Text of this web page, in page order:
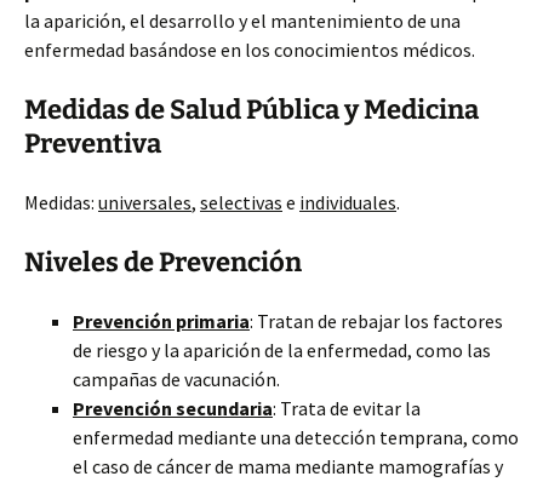
la aparición, el desarrollo y el mantenimiento de una
enfermedad basándose en los conocimientos médicos.
Medidas de Salud Pública y Medicina
Preventiva
Medidas: universales, selectivas e individuales.
Niveles de Prevención
Prevención primaria: Tratan de rebajar los factores
de riesgo y la aparición de la enfermedad, como las
campañas de vacunación.
Prevención secundaria: Trata de evitar la
enfermedad mediante una detección temprana, como
el caso de cáncer de mama mediante mamografías y